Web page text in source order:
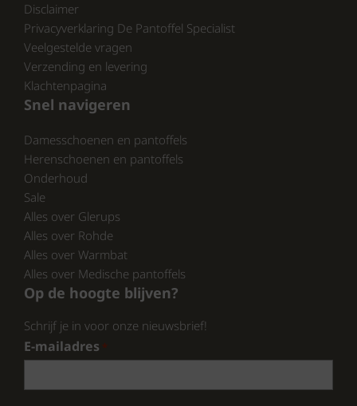
Bekijk onze volledige collectie van Rohde op:
https://www.schoenhuisbrink.nl/merk/rohde/
en
https://www.pantoffelspecialist.nl/merken/rohde/
En ontdek wat wij nog meer te bieden
hebben.
Disclaimer
Privacyverklaring De Pantoffel Specialist
Veelgestelde vragen
Verzending en levering
Klachtenpagina
Snel navigeren
Damesschoenen en pantoffels
Herenschoenen en pantoffels
Onderhoud
Sale
Alles over Glerups
Alles over Rohde
Alles over Warmbat
Alles over Medische pantoffels
Op de hoogte blijven?
Schrijf je in voor onze nieuwsbrief!
E-mailadres *